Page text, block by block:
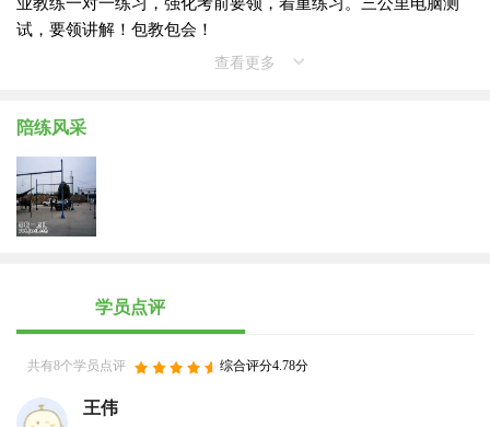
试，要领讲解！包教包会！
查看更多
陪练风采
学员点评
共有8个学员点评 综合评分4.78分
王伟